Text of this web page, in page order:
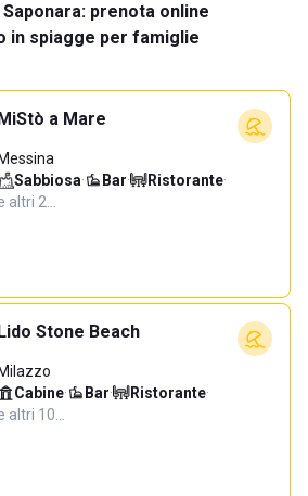
prenota online
in spiagge per famiglie
a Mare
Messina
Sabbiosa· Bar· Ristorante·
altri 2…
Stone Beach
Milazzo
Cabine· Bar· Ristorante·
altri 10…